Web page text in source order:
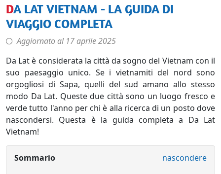
DA LAT VIETNAM - LA GUIDA DI
VIAGGIO COMPLETA
Aggiornato al 17 aprile 2025
Da Lat è considerata la città da sogno del Vietnam con il
suo paesaggio unico. Se i vietnamiti del nord sono
orgogliosi di Sapa, quelli del sud amano allo stesso
modo Da Lat. Queste due città sono un luogo fresco e
verde tutto l'anno per chi è alla ricerca di un posto dove
nascondersi. Questa è la guida completa a Da Lat
Vietnam!
Sommario nascondere